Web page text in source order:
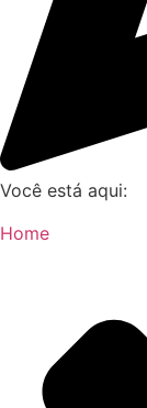
Você está aqui:
Home